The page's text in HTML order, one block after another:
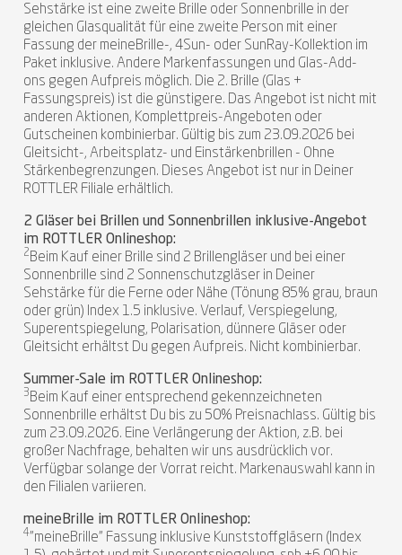
Sehstärke ist eine zweite Brille oder Sonnenbrille in der
gleichen Glasqualität für eine zweite Person mit einer
Fassung der meineBrille-, 4Sun- oder SunRay-Kollektion im
Paket inklusive. Andere Markenfassungen und Glas-Add-
ons gegen Aufpreis möglich. Die 2. Brille (Glas +
Fassungspreis) ist die günstigere. Das Angebot ist nicht mit
anderen Aktionen, Komplettpreis-Angeboten oder
Gutscheinen kombinierbar. Gültig bis zum 23.09.2026 bei
Gleitsicht-, Arbeitsplatz- und Einstärkenbrillen - Ohne
Stärkenbegrenzungen. Dieses Angebot ist nur in Deiner
ROTTLER Filiale erhältlich.
2 Gläser bei Brillen und Sonnenbrillen inklusive-Angebot
im ROTTLER Onlineshop:
2 Beim Kauf einer Brille sind 2 Brillengläser und bei einer
Sonnenbrille sind 2 Sonnenschutzgläser in Deiner
Sehstärke für die Ferne oder Nähe (Tönung 85% grau, braun
oder grün) Index 1.5 inklusive. Verlauf, Verspiegelung,
Superentspiegelung, Polarisation, dünnere Gläser oder
Gleitsicht erhältst Du gegen Aufpreis. Nicht kombinierbar.
Summer-Sale im ROTTLER Onlineshop:
3 Beim Kauf einer entsprechend gekennzeichneten
Sonnenbrille erhältst Du bis zu 50% Preisnachlass. Gültig bis
zum 23.09.2026. Eine Verlängerung der Aktion, z.B. bei
großer Nachfrage, behalten wir uns ausdrücklich vor.
Verfügbar solange der Vorrat reicht. Markenauswahl kann in
den Filialen variieren.
meineBrille im ROTTLER Onlineshop:
4"meineBrille" Fassung inklusive Kunststoffgläsern (Index